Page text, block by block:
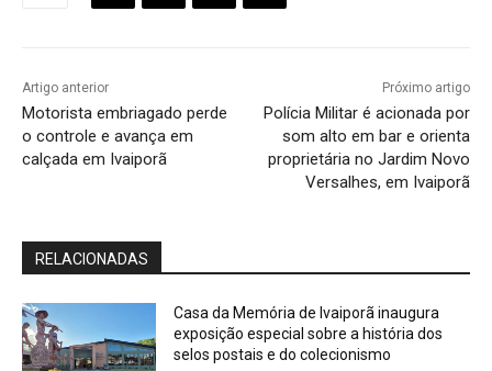
Artigo anterior
Motorista embriagado perde
o controle e avança em
calçada em Ivaiporã
Próximo artigo
Polícia Militar é acionada por
som alto em bar e orienta
proprietária no Jardim Novo
Versalhes, em Ivaiporã
RELACIONADAS
Casa da Memória de Ivaiporã inaugura
exposição especial sobre a história dos
selos postais e do colecionismo